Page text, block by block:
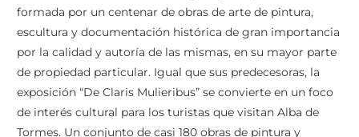
formada por un centenar de obras de arte de pintura,
escultura y documentación histórica de gran importancia
por la calidad y autoría de las mismas, en su mayor parte
de propiedad particular. Igual que sus predecesoras, la
exposición “De Claris Mulieribus” se convierte en un foco
de interés cultural para los turistas que visitan Alba de
Tormes. Un conjunto de casi 180 obras de pintura y